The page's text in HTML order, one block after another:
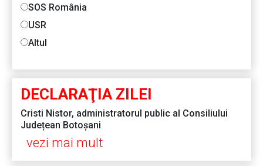
SOS România
USR
Altul
DECLARAŢIA ZILEI
Cristi Nistor, administratorul public al Consiliului
Județean Botoșani
vezi mai mult